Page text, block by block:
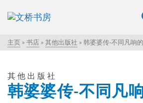
主页 » 书店 » 其他出版社 » 韩婆婆传-不同凡响
其他出版社
韩婆婆传-不同凡